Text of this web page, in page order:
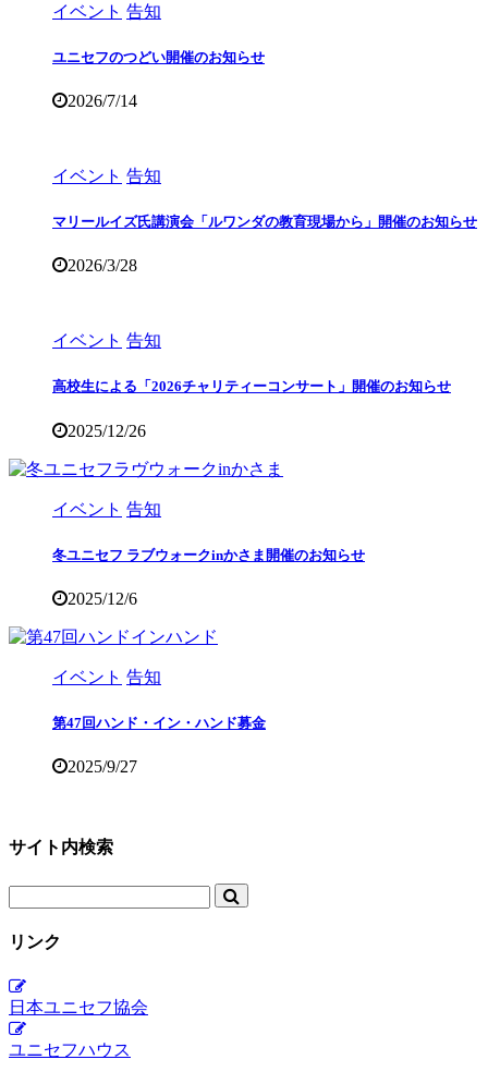
イベント 告知
ユニセフのつどい開催のお知らせ
2026/7/14
イベント 告知
マリールイズ氏講演会「ルワンダの教育現場から」開催のお知らせ
2026/3/28
イベント 告知
高校生による「2026チャリティーコンサート」開催のお知らせ
2025/12/26
イベント 告知
冬ユニセフ ラブウォークinかさま開催のお知らせ
2025/12/6
イベント 告知
第47回ハンド・イン・ハンド募金
2025/9/27
サイト内検索
リンク
日本ユニセフ協会
ユニセフハウス